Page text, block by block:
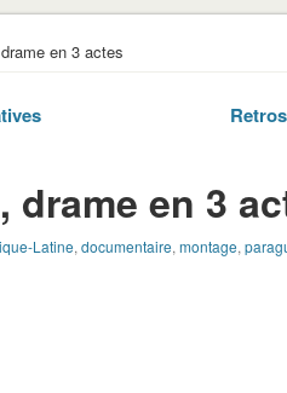
en 3 actes
en 3
Latine, documentaire, montage,